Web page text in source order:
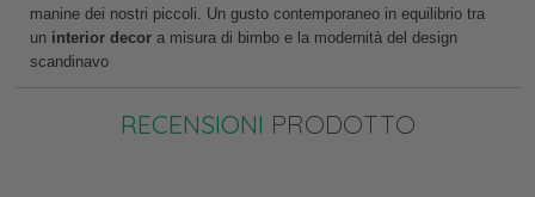
manine dei nostri piccoli. Un gusto contemporaneo in equilibrio tra
uninterior decora misura di bimbo e la modernità del design
scandinavo
RECENSIONI PRODOTTO